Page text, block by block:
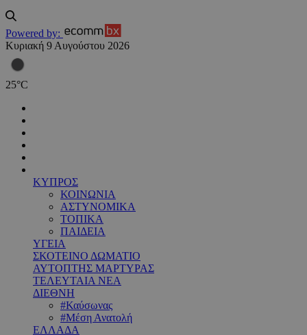
Powered by:
Κυριακή 9 Αυγούστου 2026
25°C
ΚΥΠΡΟΣ
ΚΟΙΝΩΝΙΑ
ΑΣΤΥΝΟΜΙΚΑ
ΤΟΠΙΚΑ
ΠΑΙΔΕΙΑ
ΥΓΕΙΑ
ΣΚΟΤΕΙΝΟ ΔΩΜΑΤΙΟ
ΑΥΤΟΠΤΗΣ ΜΑΡΤΥΡΑΣ
ΤΕΛΕΥΤΑΙΑ ΝΕΑ
ΔΙΕΘΝΗ
#Καύσωνας
#Μέση Ανατολή
ΕΛΛΑΔΑ